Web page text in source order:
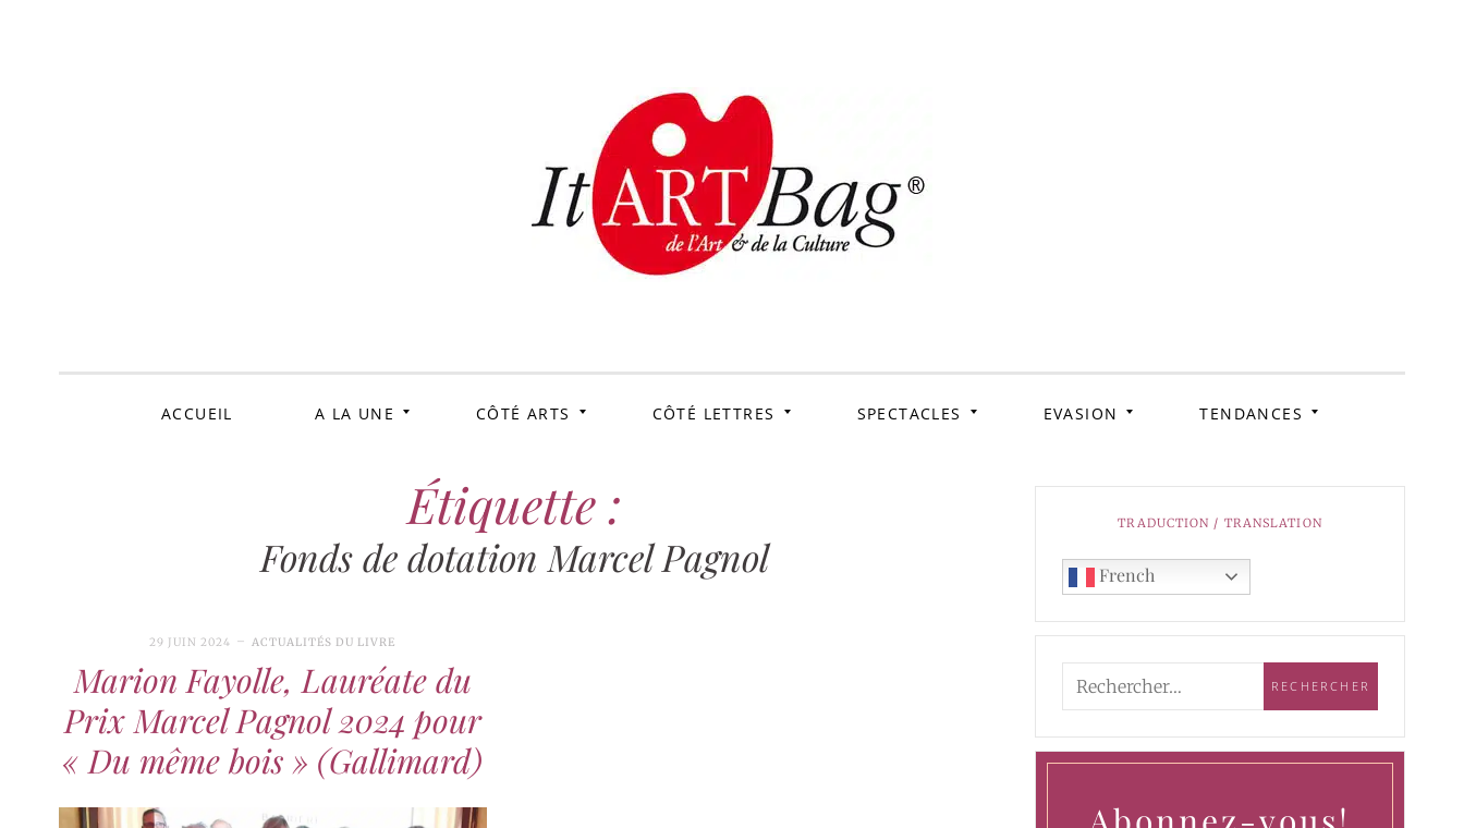
ItArtBag
ACCUEIL A LA UNE CÔTÉ ARTS CÔTÉ LETTRES SPECTACLES EVASION TENDANCES
Étiquette :
Fonds de dotation Marcel Pagnol
29 JUIN 2024 ACTUALITÉS DU LIVRE
Marion Fayolle, Lauréate du
Prix Marcel Pagnol 2024 pour
« Du même bois » (Gallimard)
TRADUCTION / TRANSLATION
French